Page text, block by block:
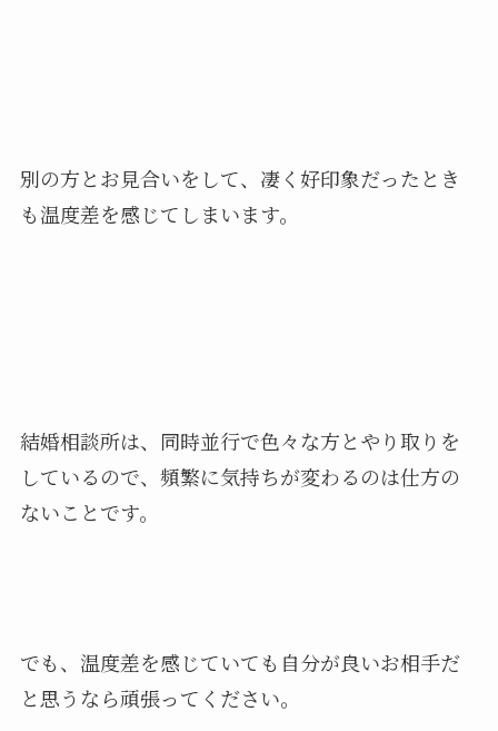
別の方とお見合いをして、凄く好印象だったとき
も温度差を感じてしまいます。
結婚相談所は、同時並行で色々な方とやり取りを
しているので、頻繁に気持ちが変わるのは仕方の
ないことです。
でも、温度差を感じていても自分が良いお相手だ
と思うなら頑張ってください。